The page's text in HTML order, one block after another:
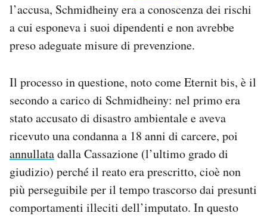
l’accusa, Schmidheiny era a conoscenza dei rischi
a cui esponeva i suoi dipendenti e non avrebbe
preso adeguate misure di prevenzione.
Il processo in questione, noto come Eternit bis, è il
secondo a carico di Schmidheiny: nel primo era
stato accusato di disastro ambientale e aveva
ricevuto una condanna a 18 anni di carcere, poi
annullatadalla Cassazione (l’ultimo grado di
giudizio) perché il reato era prescritto, cioè non
più perseguibile per il tempo trascorso dai presunti
compor­ta­menti illeciti dell’imputato. In questo